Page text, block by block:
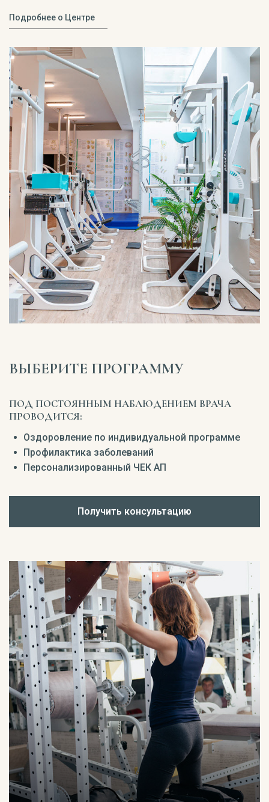
Подробнее о Центре
ВЫБЕРИТЕ ПРОГРАММУ
ПОД ПОСТОЯННЫМ НАБЛЮДЕНИЕМ ВРАЧА
ПРОВОДИТСЯ:
Оздоровление по индивидуальной программе
Профилактика заболеваний
Персонализированный ЧЕК АП
Получить консультацию